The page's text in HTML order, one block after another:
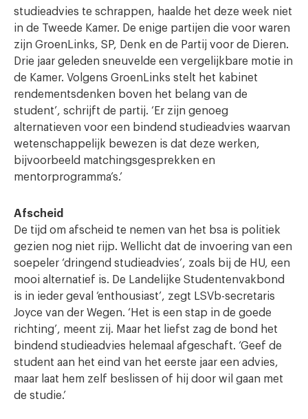
studieadvies te schrappen, haalde het deze week niet
in de Tweede Kamer. De enige partijen die voor waren
zijn GroenLinks, SP, Denk en de Partij voor de Dieren.
Drie jaar geleden sneuvelde een vergelijkbare motie in
de Kamer. Volgens GroenLinks stelt het kabinet
rendementsdenken boven het belang van de
student’, schrijft de partij. ‘Er zijn genoeg
alternatieven voor een bindend studieadvies waarvan
wetenschappelijk bewezen is dat deze werken,
bijvoorbeeld matchingsgesprekken en
mentorprogramma’s.’
Afscheid
De tijd om afscheid te nemen van het bsa is politiek
gezien nog niet rijp. Wellicht dat de invoering van een
soepeler ‘dringend studieadvies’, zoals bij de HU, een
mooi alternatief is. De Landelijke Studentenvakbond
is in ieder geval ‘enthousiast’, zegt LSVb-secretaris
Joyce van der Wegen. ‘Het is een stap in de goede
richting’, meent zij. Maar het liefst zag de bond het
bindend studieadvies helemaal afgeschaft. ‘Geef de
student aan het eind van het eerste jaar een advies,
maar laat hem zelf beslissen of hij door wil gaan met
de studie.’